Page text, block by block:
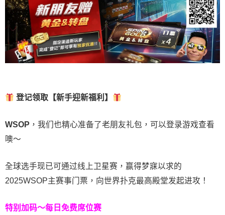
登记领取【新手迎新福利】
WSOP ，我们也精心准备了老朋友礼包，可以登录游戏查看
噢～
全球选手现已可通过线上卫星赛，赢得梦寐以求的
2025WSOP主赛事门票，向世界扑克最高殿堂发起进攻！
特别加码～每日免费席位赛